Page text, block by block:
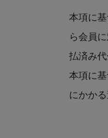
本項に
ら会員
払済み
本項に
にかか